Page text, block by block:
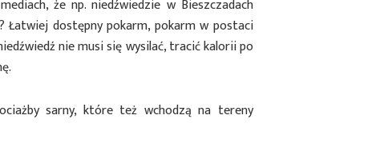
że np. niedźwiedzie w Bieszczadach
Łatwiej dostępny pokarm, pokarm w postaci
nie musi się wysilać, tracić kalorii po
sarny, które też wchodzą na tereny